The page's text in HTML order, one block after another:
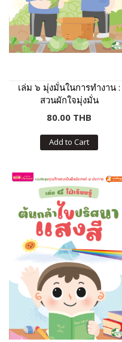
เล่ม ๖ มุ่งมั่นในการทำงาน :
สวนผักใจมุ่งมั่น
80.00 THB
Add to Cart